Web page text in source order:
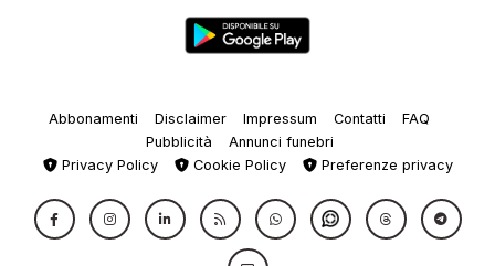
Abbonamenti Disclaimer Impressum Contatti
FAQ
Pubblicità
Annunci funebri
Privacy Policy
Cookie Policy Preferenze privacy